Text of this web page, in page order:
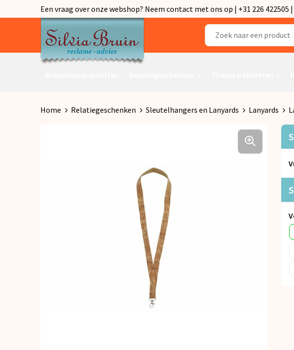
Een vraag over onze webshop? Neem contact met ons op | +31 226
Home Relatiegeschenken Sleutelhangers en Lanyards Lanyards